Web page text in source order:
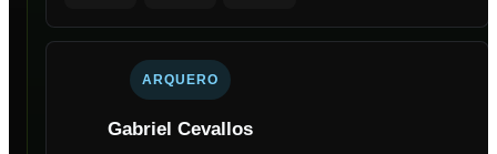
ARQUERO
Gabriel Cevallos